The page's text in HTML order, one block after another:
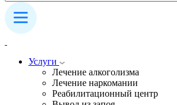
Услуги
Лечение алкоголизма
Лечение наркомании
Реабилитационный центр